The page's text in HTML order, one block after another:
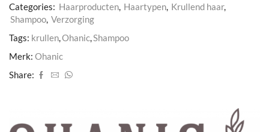
Categories: Haarproducten, Haartypen, Krullend haar,
Shampoo, Verzorging
Tags: krullen,Ohanic,Shampoo
Merk: Ohanic
Share: